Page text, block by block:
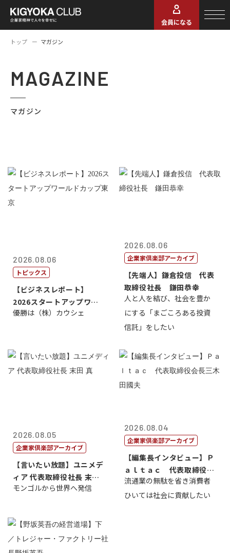
会員になる
トップ マガジン
MAGAZINE
マガジン
2026.08.06
トピックス
【ビジネスレポート】
2026スタートアップワー
ルドカップ東京
優勝は（株）カウシェ
2026.08.06
企業家倶楽部アーカイブ
【先端人】鎌倉投信 代表
取締役社長 鎌田恭幸
人と人を結び、社会を豊か
にする「まごころある投資
信託」をしたい
2026.08.05
企業家倶楽部アーカイブ
【言いたい放題】ユニメデ
ィア 代表取締役社長 末田
真
モンゴルから世界へ発信
2026.08.04
企業家倶楽部アーカイブ
【編集長インタビュー】Ｐ
ａｌｔａｃ 代表取締役会
長三木田國夫
流通業の無駄を省き消費者
ひいては社会に貢献したい